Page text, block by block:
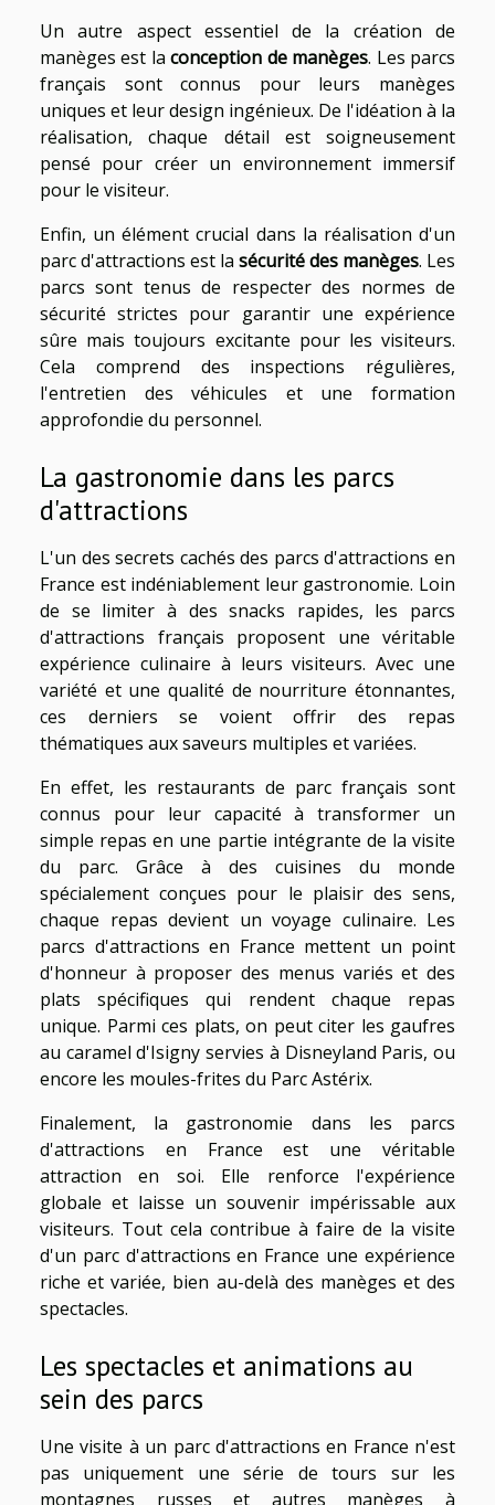
Un autre aspect essentiel de la création de
manèges est laconception de manèges. Les parcs
français sont connus pour leurs manèges
uniques et leur design ingénieux. De l'idéation à la
réalisation, chaque détail est soigneusement
pensé pour créer un environnement immersif
pour le visiteur.
Enfin, un élément crucial dans la réalisation d'un
parc d'attractions est la sécurité des manèges. Les
parcs sont tenus de respecter des normes de
sécurité strictes pour garantir une expérience
sûre mais toujours excitante pour les visiteurs.
Cela comprend des inspections régulières,
l'entretien des véhicules et une formation
approfondie du personnel.
La gastronomie dans les parcs
d'attractions
L'un des secrets cachés des parcs d'attractions en
France est indéniablement leur gastronomie. Loin
de se limiter à des snacks rapides, les parcs
d'attractions français proposent une véritable
expérience culinaire à leurs visiteurs. Avec une
variété et une qualité de nourriture étonnantes,
ces derniers se voient offrir des repas
thématiques aux saveurs multiples et variées.
En effet, les restaurants de parc français sont
connus pour leur capacité à transformer un
simple repas en une partie intégrante de la visite
du parc. Grâce à des cuisines du monde
spécialement conçues pour le plaisir des sens,
chaque repas devient un voyage culinaire. Les
parcs d'attractions en France mettent un point
d'honneur à proposer des menus variés et des
plats spécifiques qui rendent chaque repas
unique. Parmi ces plats, on peut citer les gaufres
au caramel d'Isigny servies à Disneyland Paris, ou
encore les moules-frites du Parc Astérix.
Finalement, la gastronomie dans les parcs
d'attractions en France est une véritable
attraction en soi. Elle renforce l'expérience
globale et laisse un souvenir impérissable aux
visiteurs. Tout cela contribue à faire de la visite
d'un parc d'attractions en France une expérience
riche et variée, bien au-delà des manèges et des
spectacles.
Les spectacles et animations au
sein des parcs
Une visite à un parc d'attractions en France n'est
pas uniquement une série de tours sur les
montagnes russes et autres manèges à